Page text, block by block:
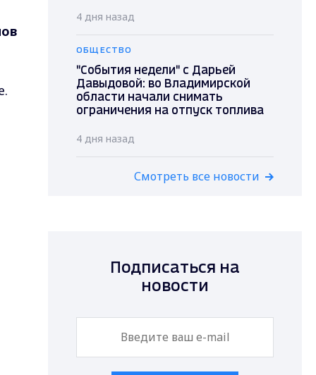
4 дня назад
ОБЩЕСТВО
"События недели" с Дарьей
Давыдовой: во Владимирской
области начали снимать
ограничения на отпуск топлива
4 дня назад
Смотреть все новости
Подписаться на
новости